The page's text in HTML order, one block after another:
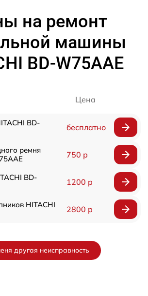
на ремонт
машины
BD-W75AAE
Цена
BD-
бесплатно
ремня
750 р
BD-
1200 р
HITACHI
2800 р
другая неисправность